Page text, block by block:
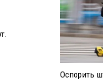
Оспорить